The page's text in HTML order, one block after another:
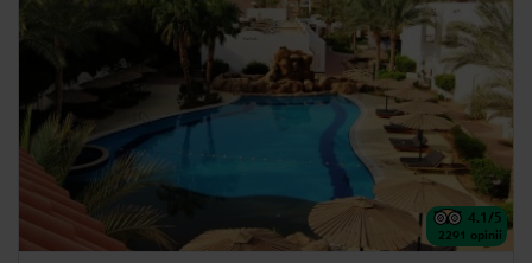
4.1/5
2291 opinii